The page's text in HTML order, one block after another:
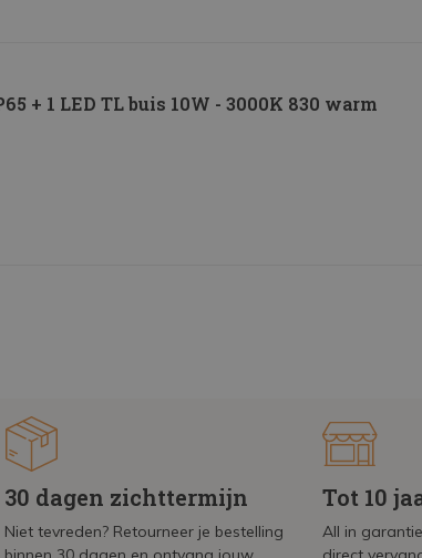
+ 1 LED TL buis 10W - 3000K 830 warm
30 dagen zichttermijn
Niet tevreden? Retourneer je bestelling
Tot 10
All in